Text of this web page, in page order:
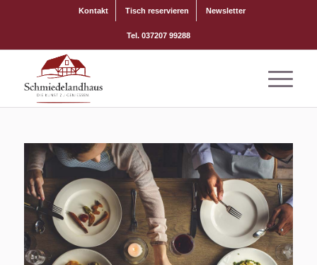
Kontakt Tisch reservieren Newsletter
Tel. 037207 99288